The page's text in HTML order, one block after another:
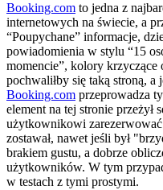
Booking.com to jedna z
internetowych na świecie, a
“Poupychane” informacje,
powiadomienia w stylu “15
momencie”, kolory krzyczące
pochwaliłby się taką stroną, a
Booking.com przeprowadza
element na tej stronie przeżył
użytkownikowi zarezerwować
zostawał, nawet jeśli był
brakiem gustu, a dobrze
użytkowników. W tym
w testach z tymi prostymi.